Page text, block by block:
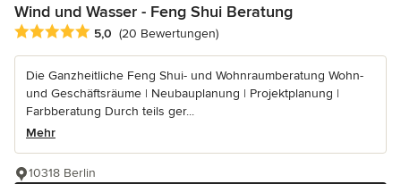
Wind und Wasser - Feng Shui Beratung
Durchschnittliche Bewertung: 5 von 5 Sternen
5,0 (20 Bewertungen)
Die Ganzheitliche Feng Shui- und Wohnraumberatung Wohn-
und Geschäftsräume | Neubauplanung | Projektplanung |
Farbberatung Durch teils ger...
Mehr
10318 Berlin